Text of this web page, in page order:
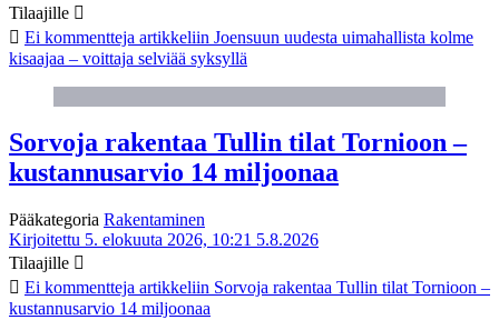
Tilaajille
Ei kommentteja artikkeliin Joensuun uudesta uimahallista kolme
kisaajaa – voittaja selviää syksyllä
Sorvoja rakentaa Tullin tilat Tornioon –
kustannusarvio 14 miljoonaa
Pääkategoria Rakentaminen
Kirjoitettu 5. elokuuta 2026, 10:21 5.8.2026
Tilaajille
Ei kommentteja artikkeliin Sorvoja rakentaa Tullin tilat Tornioon –
kustannusarvio 14 miljoonaa